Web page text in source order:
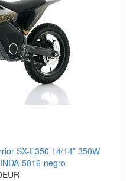
SX-E350 14/14” 350W
5816-negro